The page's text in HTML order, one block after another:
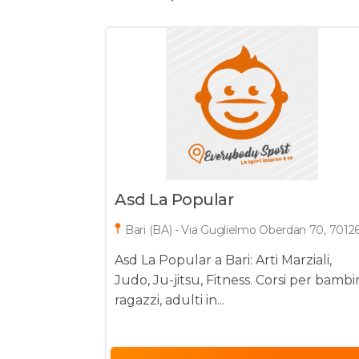
Asd La Popular
Bari (BA) - Via Guglielmo Oberdan 70,
Asd La Popular a Bari: Arti Marziali,
Judo, Ju-jitsu, Fitness. Corsi per
ragazzi, adulti in...